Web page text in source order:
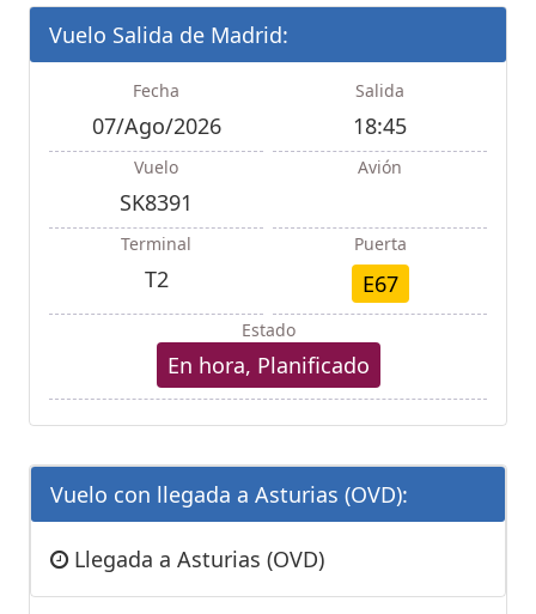
Vuelo Salida de Madrid:
Fecha
07/Ago/2026
Salida
18:45
Vuelo
SK8391
Avión
Terminal
T2
Puerta
E67
Estado
En hora, Planificado
Vuelo con llegada a Asturias (OVD):
Llegada a Asturias (OVD)